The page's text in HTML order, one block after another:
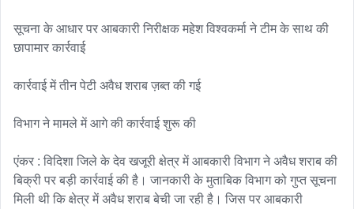
सूचना के आधार पर आबकारी निरीक्षक महेश विश्वकर्मा ने टीम के साथ की
छापामार कार्रवाई
कार्रवाई में तीन पेटी अवैध शराब ज़ब्त की गई
विभाग ने मामले में आगे की कार्रवाई शुरू की
एंकर : विदिशा जिले के देव खजूरी क्षेत्र में आबकारी विभाग ने अवैध शराब की
बिक्री पर बड़ी कार्रवाई की है। जानकारी के मुताबिक विभाग को गुप्त सूचना
मिली थी कि क्षेत्र में अवैध शराब बेची जा रही है। जिस पर आबकारी